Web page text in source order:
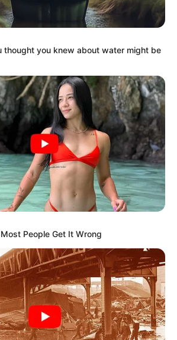
ΕΓΓΡΑΦΕΊΤΕ
ΑΚΟΛΟΥΘΉΣΤΕ
thought you knew about water might be
People Get It Wrong